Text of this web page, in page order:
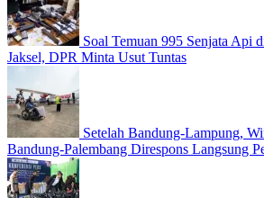
Soal Temuan 995 Senjata Api
Jaksel, DPR Minta Usut Tuntas
Setelah Bandung-Lampung,
Bandung-Palembang Direspons Langsung